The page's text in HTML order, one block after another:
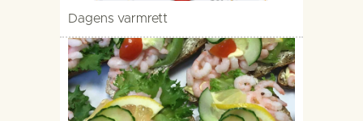
Dagens varmrett